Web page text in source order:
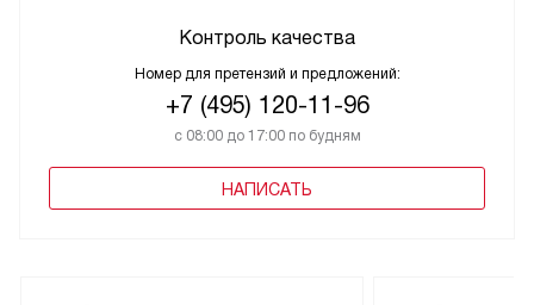
Контроль качества
Номер для претензий и предложений:
+7 (495) 120-11-96
с 08:00 до 17:00 по будням
НАПИСАТЬ